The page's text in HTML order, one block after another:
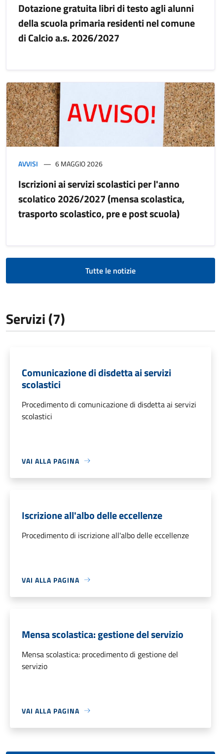
Dotazione gratuita libri di testo agli alunni
della scuola primaria residenti nel comune
di Calcio a.s. 2026/2027
AVVISI 6 MAGGIO 2026
Iscrizioni ai servizi scolastici per l'anno
scolatico 2026/2027 (mensa scolastica,
trasporto scolastico, pre e post scuola)
Tutte le notizie
Servizi (7)
Comunicazione di disdetta ai servizi
scolastici
Procedimento di comunicazione di disdetta ai servizi
scolastici
VAI ALLA PAGINA
Iscrizione all'albo delle eccellenze
Procedimento di iscrizione all'albo delle eccellenze
VAI ALLA PAGINA
Mensa scolastica: gestione del servizio
Mensa scolastica: procedimento di gestione del
servizio
VAI ALLA PAGINA